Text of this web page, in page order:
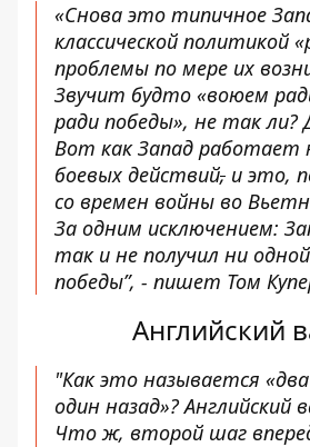
«Снова это типичное
классической политикой
проблемы по мере их
Звучит будто «воюем
ради победы», не так ли?
Вот как Запад работает
боевых действий, и это,
со времен войны во
За одним исключением:
так и не получил ни
победы”, - пишет Том
Английский
"Как это называется
один назад»? Английский
Что ж, второй шаг